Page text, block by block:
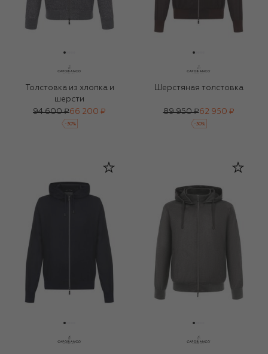
Толстовка из хлопка и
шерсти
94 600 ₽66 200 ₽
-30%
Шерстяная толстовка
89 950 ₽62 950 ₽
-30%